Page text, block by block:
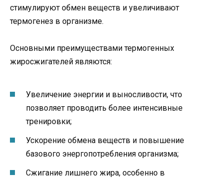
стимулируют обмен веществ и увеличивают
термогенез в организме.
Основными преимуществами термогенных
жиросжигателей являются:
Увеличение энергии и выносливости, что
позволяет проводить более интенсивные
тренировки;
Ускорение обмена веществ и повышение
базового энергопотребления организма;
Сжигание лишнего жира, особенно в